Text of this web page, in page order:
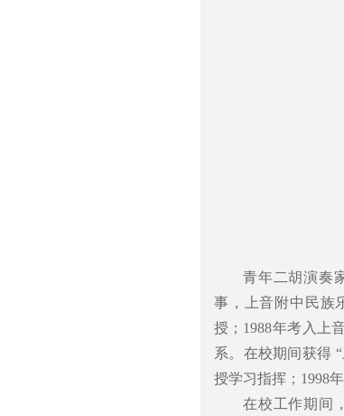
青年二胡演奏
事，上音附中民族
授；1988年考入上
系。在校期间获得
授学习指挥；1998
在校工作期间